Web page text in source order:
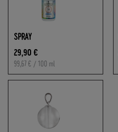
B
7
SPRAY
29,90 €
99,67 € / 100 ml